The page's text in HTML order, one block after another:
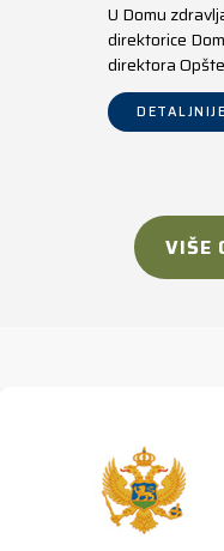
U Domu
direktorice
direktora
direktora
DETALJNIJE
VIŠE